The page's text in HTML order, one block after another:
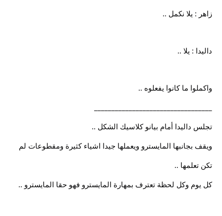
زاهر : يلا نكمل ..
داليدا : يلا ..
واكملوا ما كانوا يفعلوه ..
تجلس داليدا أمام بيانو كلاسيك الشكل ..
ويقف بجانبها المايسترو ويعملها جيدا اشياء كثيرة ومقطوعات لم
تكن تعلمها ..
كل يوم وكل لحظة تعترف بمهارة المايسترو فهو حقا المايسترو ..